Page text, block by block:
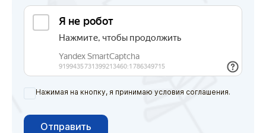
Нажимая на кнопку, я принимаю условия соглашения.
Отправить